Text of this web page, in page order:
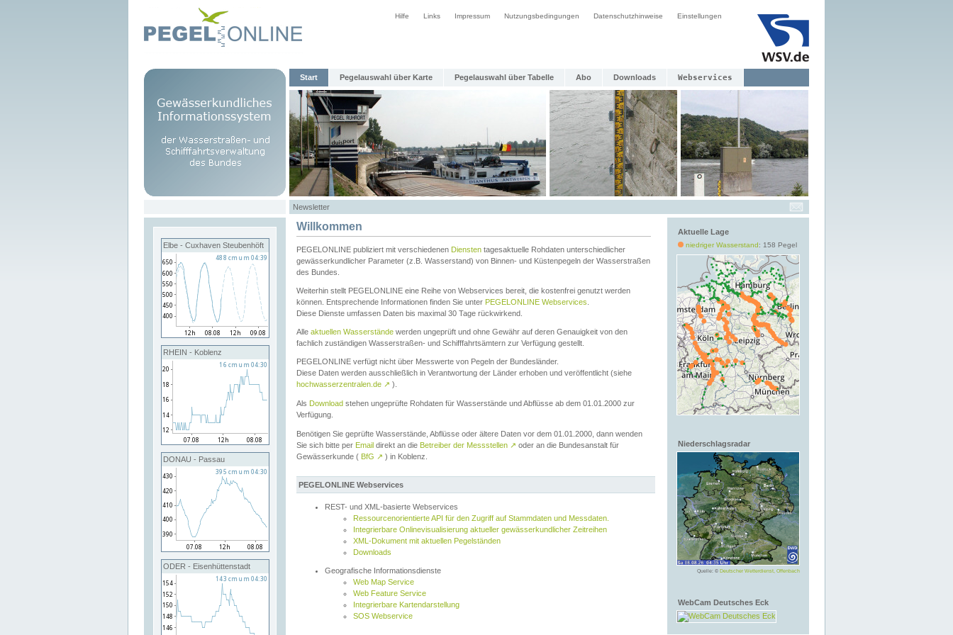
Hilfe Links Impressum Nutzungsbedingungen Datenschutzhinweise Einstellungen
Start Pegelauswahl über Karte Pegelauswahl über Tabelle Abo Downloads Webservices
Newsletter
Elbe - Cuxhaven Steubenhöft
RHEIN - Koblenz
DONAU - Passau
ODER - Eisenhüttenstadt
Aktuelle Lage
niedriger Wasserstand: 158 Pegel
Niederschlagsradar
Quelle: © Deutscher Wetterdienst, Offenbach
WebCam Deutsches Eck
Willkommen
PEGELONLINE publiziert mit verschiedenen Diensten tagesaktuelle Rohdaten unterschiedlicher
gewässerkundlicher Parameter (z.B. Wasserstand) von Binnen- und Küstenpegeln der Wasserstraßen
des Bundes.
Weiterhin stellt PEGELONLINE eine Reihe von Webservices bereit, die kostenfrei genutzt werden
können. Entsprechende Informationen finden Sie unter PEGELONLINE Webservices
Diese Dienste umfassen Daten bis maximal 30 Tage rückwirkend.
Alle aktuellen Wasserstände werden ungeprüft und ohne Gewähr auf deren Genauigkeit von den
fachlich zuständigen Wasserstraßen- und Schifffahrtsämtern zur Verfügung gestellt.
PEGELONLINE verfügt nicht über Messwerte von Pegeln der Bundesländer.
Diese Daten werden ausschließlich in Verantwortung der Länder erhoben und veröffentlicht (siehe
hochwasserzentralen.de ↗ ).
Als Download stehen ungeprüfte Rohdaten für Wasserstände und Abflüsse ab dem 01.01.2000 zur
Verfügung.
Benötigen Sie geprüfte Wasserstände, Abflüsse oder ältere Daten vor dem 01.01.2000, dann wenden
Sie sich bitte per Email direkt an die Betreiber der Messstellen ↗ oder an die Bundesanstalt für
Gewässerkunde ( BfG ↗ ) in Koblenz.
PEGELONLINE Webservices
REST- und XML-basierte Webservices
Ressourcenorientierte API für den Zugriff auf Stammdaten und Messdaten.
Integrierbare Onlinevisualisierung aktueller gewässerkundlicher Zeitreihen
XML-Dokument mit aktuellen Pegelständen
Downloads
Geografische Informationsdienste
Web Map Service
Web Feature Service
Integrierbare Kartendarstellung
SOS Webservice